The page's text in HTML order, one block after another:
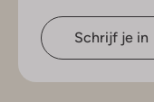
Schrijf je in